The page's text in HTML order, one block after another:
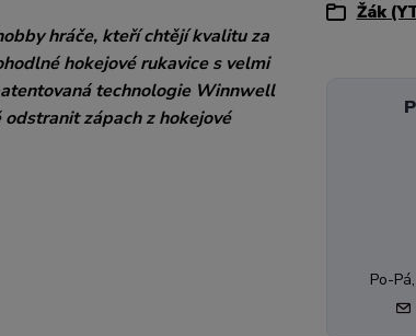
hráče, kteří chtějí kvalitu za
hokejové rukavice s velmi
technologie Winnwell
zápach z hokejové
Žák
Po-